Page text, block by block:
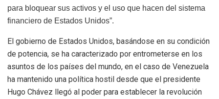
para bloquear sus activos y el uso que hacen del sistema
financiero de Estados Unidos”.
El gobierno de Estados Unidos, basándose en su condición
de potencia, se ha caracterizado por entrometerse en los
asuntos de los países del mundo, en el caso de Venezuela
ha mantenido una política hostil desde que el presidente
Hugo Chávez llegó al poder para establecer la revolución